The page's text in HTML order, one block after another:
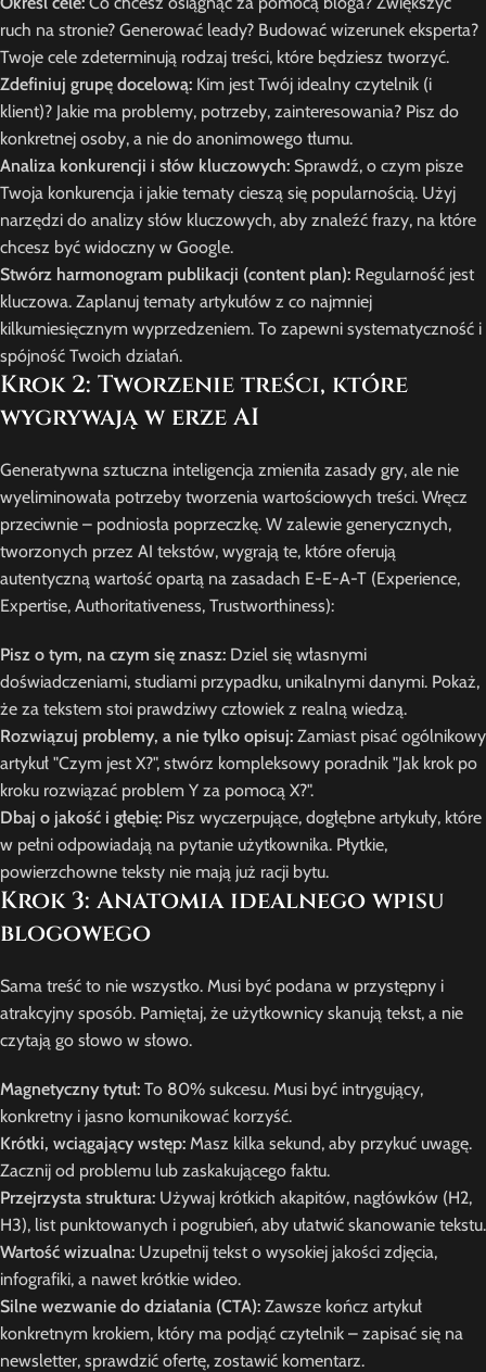
ruch na stronie? Generować leady? Budować wizerunek eksperta?
Twoje cele zdeterminują rodzaj treści, które będziesz tworzyć.
Zdefiniuj grupę docelową: Kim jest Twój idealny czytelnik (i
klient)? Jakie ma problemy, potrzeby, zainteresowania? Pisz do
konkretnej osoby, a nie do anonimowego tłumu.
Analiza konkurencji i słów kluczowych: Sprawdź, o czym pisze
Twoja konkurencja i jakie tematy cieszą się popularnością. Użyj
narzędzi do analizy słów kluczowych, aby znaleźć frazy, na które
chcesz być widoczny w Google.
Stwórz harmonogram publikacji (content plan): Regularność jest
kluczowa. Zaplanuj tematy artykułów z co najmniej
kilkumiesięcznym wyprzedzeniem. To zapewni systematyczność i
spójność Twoich działań.
Krok 2: Tworzenie treści, które
wygrywają w erze AI
Generatywna sztuczna inteligencja zmieniła zasady gry, ale nie
wyeliminowała potrzeby tworzenia wartościowych treści. Wręcz
przeciwnie – podniosła poprzeczkę. W zalewie generycznych,
tworzonych przez AI tekstów, wygrają te, które oferują
autentyczną wartość opartą na zasadach E-E-A-T (Experience,
Expertise, Authoritativeness, Trustworthiness):
Pisz o tym, na czym się znasz: Dziel się własnymi
doświadczeniami, studiami przypadku, unikalnymi danymi. Pokaż,
że za tekstem stoi prawdziwy człowiek z realną wiedzą.
Rozwiązuj problemy, a nie tylko opisuj: Zamiast pisać ogólnikowy
artykuł "Czym jest X?", stwórz kompleksowy poradnik "Jak krok po
kroku rozwiązać problem Y za pomocą X?".
Dbaj o jakość i głębię: Pisz wyczerpujące, dogłębne artykuły, które
w pełni odpowiadają na pytanie użytkownika. Płytkie,
powierzchowne teksty nie mają już racji bytu.
Krok 3: Anatomia idealnego wpisu
blogowego
Sama treść to nie wszystko. Musi być podana w przystępny i
atrakcyjny sposób. Pamiętaj, że użytkownicy skanują tekst, a nie
czytają go słowo w słowo.
Magnetyczny tytuł: To 80% sukcesu. Musi być intrygujący,
konkretny i jasno komunikować korzyść.
Krótki, wciągający wstęp: Masz kilka sekund, aby przykuć uwagę.
Zacznij od problemu lub zaskakującego faktu.
Przejrzysta struktura: Używaj krótkich akapitów, nagłówków (H2,
H3), list punktowanych i pogrubień, aby ułatwić skanowanie tekstu.
Wartość wizualna: Uzupełnij tekst o wysokiej jakości zdjęcia,
infografiki, a nawet krótkie wideo.
Silne wezwanie do działania (CTA): Zawsze kończ artykuł
konkretnym krokiem, który ma podjąć czytelnik – zapisać się na
newsletter, sprawdzić ofertę, zostawić komentarz.